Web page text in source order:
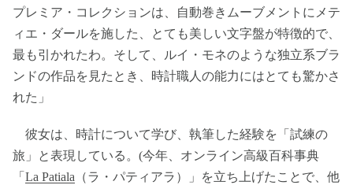
プレミア・コレクションは、自動巻きムーブメントにメテ
ィエ・ダールを施した、とても美しい文字盤が特徴的で、
最も引かれたわ。そして、ルイ・モネのような独立系ブラ
ンドの作品を見たとき、時計職人の能力にはとても驚かさ
れた」
彼女は、時計について学び、執筆した経験を「試練の
旅」と表現している。(今年、オンライン高級百科事典
「 La Patiala （ラ・パティアラ）」を立ち上げたことで、他